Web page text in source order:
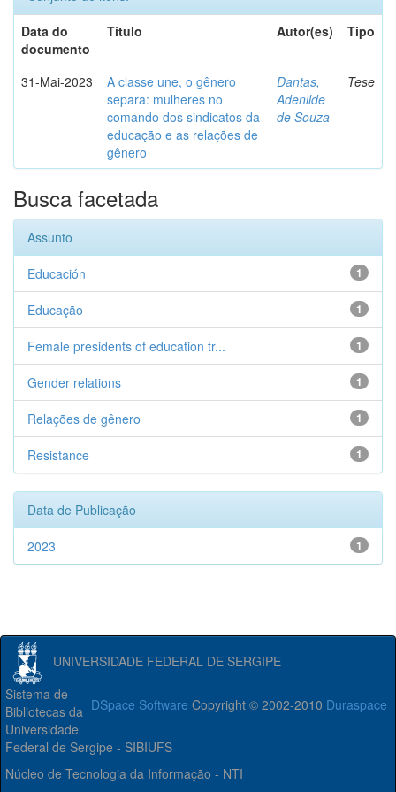
Data do
documento
Título Autor(es) Tipo
31-Mai-2023
A classe une, o gênero
separa: mulheres no
comando dos sindicatos da
educação e as relações de
gênero
Dantas,
Adenilde
de Souza
Tese
Busca facetada
Assunto
1
Educación
1
Educação
1
Female presidents of education tr...
1
Gender relations
1
Relações de gênero
1
Resistance
Data de Publicação
1
2023
UNIVERSIDADE FEDERAL DE SERGIPE
DSpace Software Copyright © 2002-2010 Duraspace
Sistema de
Bibliotecas da
Universidade
Federal de Sergipe - SIBIUFS
Núcleo de Tecnologia da Informação - NTI